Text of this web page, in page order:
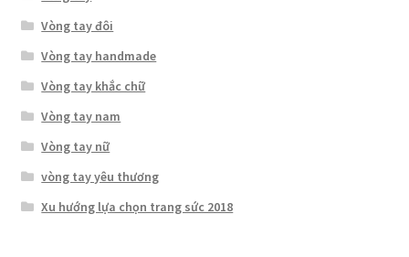
Vòng tay đôi
Vòng tay handmade
Vòng tay khắc chữ
Vòng tay nam
Vòng tay nữ
vòng tay yêu thương
Xu hướng lựa chọn trang sức 2018